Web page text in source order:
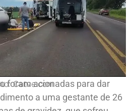
Catve.com
foram acionadas para dar
a uma gestante de 26